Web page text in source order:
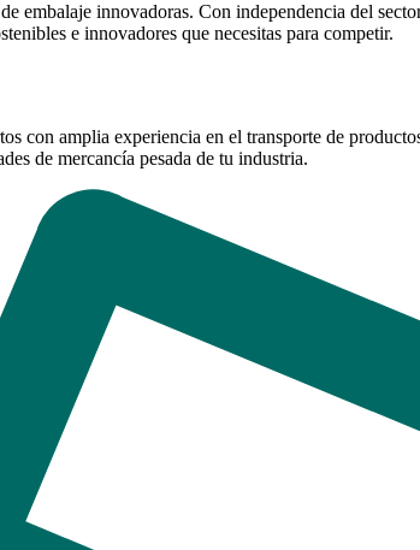
embalaje innovadoras. Con independencia del
e innovadores que necesitas para competir.
con amplia experiencia en el transporte de
de mercancía pesada de tu industria.